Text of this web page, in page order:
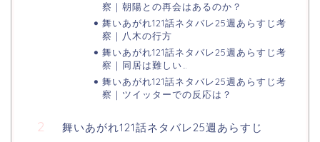
察｜朝陽との再会はあるのか？
舞いあがれ121話ネタバレ25週あらすじ考
察｜八木の行方
舞いあがれ121話ネタバレ25週あらすじ考
察｜同居は難しい…
舞いあがれ121話ネタバレ25週あらすじ考
察｜ツイッターでの反応は？
舞いあがれ121話ネタバレ25週あらすじ